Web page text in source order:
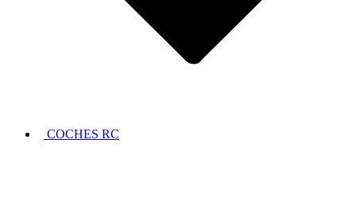
COCHES RC